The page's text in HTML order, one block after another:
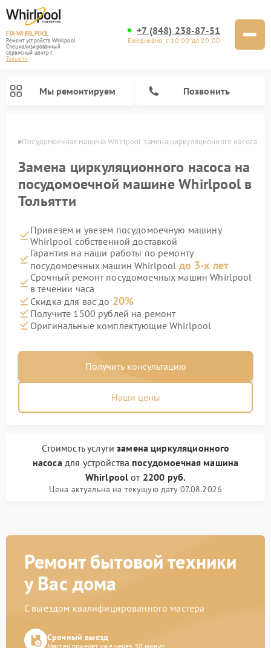
FIX-WHIRLPOOL
Ремонт устройств Whirlpool
Специализированный
cервисный центр г.
Тольятти
+7 (848) 238-87-51
Ежедневно, с 10:00 до 20:00
Мы ремонтируем Позвонить
Посудомоечная машина Whirlpool замена циркуляционного насоса
Замена циркуляционного насоса на
посудомоечной машине Whirlpool в
Тольятти
Привезем и увезем посудомоечную машину
Whirlpool собственной доставкой
Гарантия на наши работы по ремонту
посудомоечных машин Whirlpool до 3-х лет
Срочный ремонт посудомоечных машин Whirlpool
в течении часа
Скидка для вас до 20%
Получите 1500 рублей на ремонт
Оригинальные комплектующие Whirlpool
Получить консультацию
Наши цены
Стоимость услугизамена циркуляционного
насосадля устройства посудомоечная машина
Whirlpool от 2200 руб.
Цена актуальна на текущую дату 07.08.2026
Ремонт бытовой техники
у Вас дома
С выездом квалифицированного мастера
Срочный выезд
Мастер приедет уже через 30 минут